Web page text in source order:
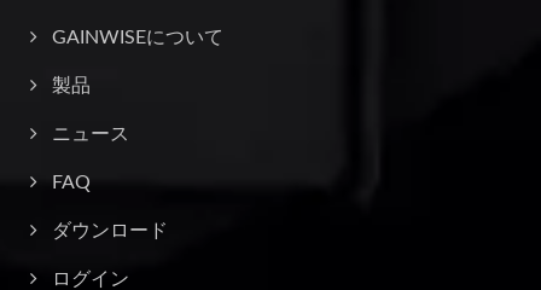
GAINWISEについて
製品
ニュース
FAQ
ダウンロード
ログイン